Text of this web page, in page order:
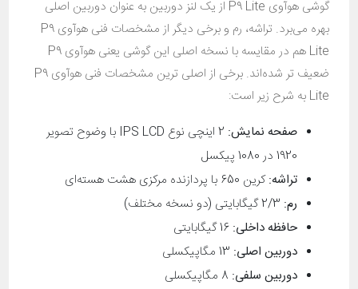
گوشی هوآوی P9 Lite از یک لنز دوربین به عنوان دوربین اصلی
بهره می‌برد. تراشه، رم و برخی دیگر از مشخصات فنی هوآوی P9
Lite هم در مقایسه با نسخه اصلی این گوشی یعنی هوآوی P9
ضعیف تر شده‌اند. برخی از اصلی ترین مشخصات فنی هوآوی P9
Lite به شرح زیر است:
صفحه نمایش:
2 اینچی نوع IPS LCD با وضوح تصویر
1920 در 1080 پیکسل
تراشه:کرین 650 با پردازنده مرکزی هشت هسته‌ای
رم: 2/3 گیگابایتی (دو نسخه مختلف)
حافظه داخلی:16 گیگابایتی
دوربین اصلی: 13 مگاپیکسلی
دوربین سلفی: 8 مگاپیکسلی